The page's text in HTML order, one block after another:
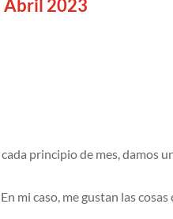
Abril 2023
principio de mes, damos
mi caso, me gustan las cosas